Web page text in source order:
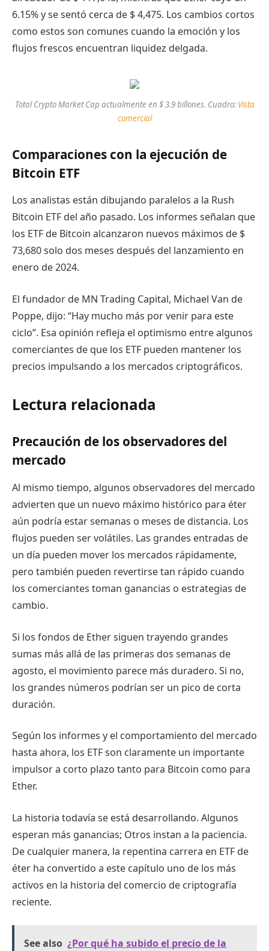
6.15% y se sentó cerca de $ 4,475. Los cambios cortos
como estos son comunes cuando la emoción y los
flujos frescos encuentran liquidez delgada.
Total Crypto Market Cap actualmente en $ 3.9 billones. Cuadro: Vista
comercial
Comparaciones con la ejecución de
Bitcoin ETF
Los analistas están dibujando paralelos a la Rush
Bitcoin ETF del año pasado. Los informes señalan que
los ETF de Bitcoin alcanzaron nuevos máximos de $
73,680 solo dos meses después del lanzamiento en
enero de 2024.
El fundador de MN Trading Capital, Michael Van de
Poppe, dijo: “Hay mucho más por venir para este
ciclo”. Esa opinión refleja el optimismo entre algunos
comerciantes de que los ETF pueden mantener los
precios impulsando a los mercados criptográficos.
Lectura relacionada
Precaución de los observadores del
mercado
Al mismo tiempo, algunos observadores del mercado
advierten que un nuevo máximo histórico para éter
aún podría estar semanas o meses de distancia. Los
flujos pueden ser volátiles. Las grandes entradas de
un día pueden mover los mercados rápidamente,
pero también pueden revertirse tan rápido cuando
los comerciantes toman ganancias o estrategias de
cambio.
Si los fondos de Ether siguen trayendo grandes
sumas más allá de las primeras dos semanas de
agosto, el movimiento parece más duradero. Si no,
los grandes números podrían ser un pico de corta
duración.
Según los informes y el comportamiento del mercado
hasta ahora, los ETF son claramente un importante
impulsor a corto plazo tanto para Bitcoin como para
Ether.
La historia todavía se está desarrollando. Algunos
esperan más ganancias; Otros instan a la paciencia.
De cualquier manera, la repentina carrera en ETF de
éter ha convertido a este capítulo uno de los más
activos en la historia del comercio de criptografía
reciente.
See also ¿Por qué ha subido el precio de la